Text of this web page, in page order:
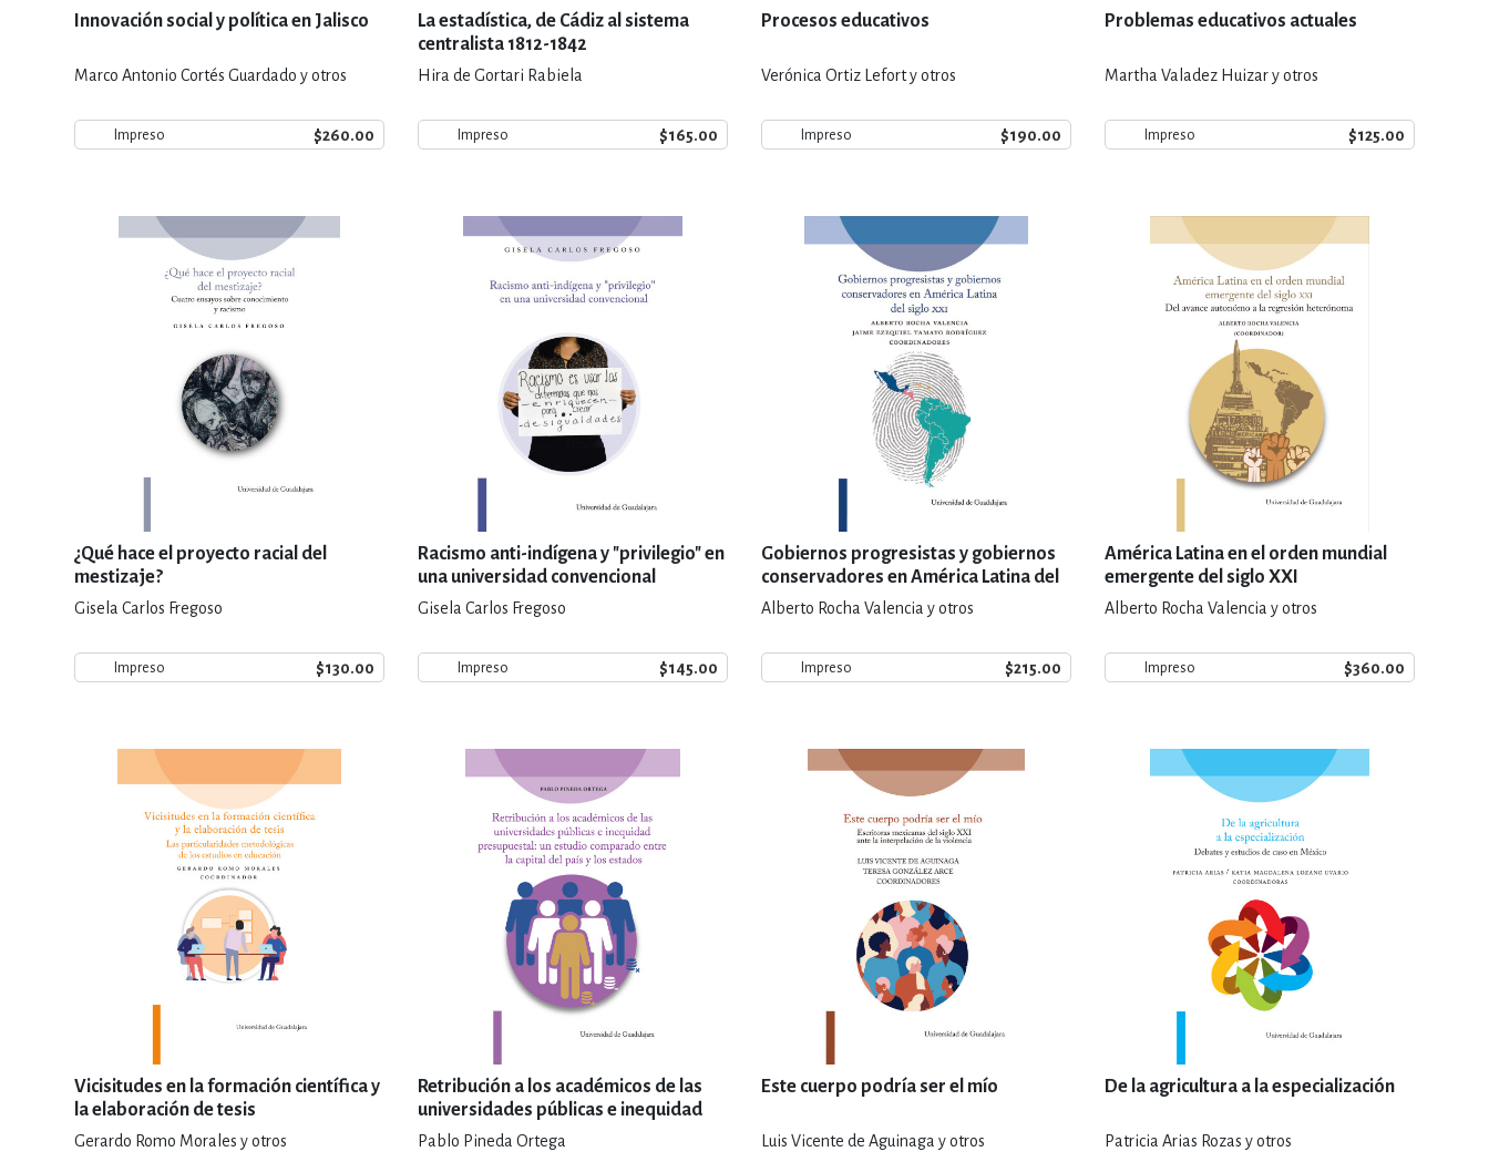
Innovación social y política en Jalisco
Marco Antonio Cortés Guardado y otros
Impreso $260.00
La estadística, de Cádiz al sistema
centralista 1812-1842
Hira de Gortari Rabiela
Impreso $165.00
Procesos educativos
Verónica Ortiz Lefort y otros
Impreso $190.00
Problemas educativos actuales
Martha Valadez Huizar y otros
Impreso $125.00
¿Qué hace el proyecto racial del
mestizaje?
Gisela Carlos Fregoso
Impreso $130.00
Racismo anti-indígena y "privilegio" en
una universidad convencional
Gisela Carlos Fregoso
Impreso $145.00
Gobiernos progresistas y gobiernos
conservadores en América Latina del
siglo XXI
Alberto Rocha Valencia y otros
Impreso $215.00
América Latina en el orden mundial
emergente del siglo XXI
Alberto Rocha Valencia y otros
Impreso $360.00
Vicisitudes en la formación científica y
la elaboración de tesis
Gerardo Romo Morales y otros
Retribución a los académicos de las
universidades públicas e inequidad
presupuestal: un estudio comparado
entre la capital del país y los estados
Pablo Pineda Ortega
Este cuerpo podría ser el mío
Luis Vicente de Aguinaga y otros
De la agricultura a la especialización
Patricia Arias Rozas y otros